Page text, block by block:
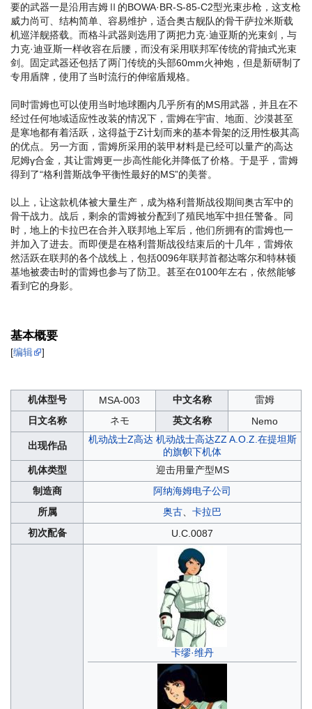
要的武器一是沿用吉姆Ⅱ的BOWA·BR-S-85-C2型光束步枪，这支枪
威力尚可、结构简单、容易维护，适合奥古舰队的骨干萨拉米斯载
机巡洋舰搭载。而格斗武器则选用了两把力克·迪亚斯的光束剑，与
力克·迪亚斯一样收容在后腰，而没有采用联邦军传统的背抽式光束
剑。固定武器还包括了两门传统的头部60mm火神炮，但是新研制了
专用盾牌，使用了当时流行的伸缩盾规格。
同时雷姆也可以使用当时地球圈内几乎所有的MS用武器，并且在不
经过任何地域适应性改装的情况下，雷姆在宇宙、地面、沙漠甚至
是寒地都有着活跃，这得益于Z计划而来的基本骨架的泛用性极其高
的优点。另一方面，雷姆所采用的装甲材料是已经可以量产的高达
尼姆γ合金，其让雷姆更一步高性能化并降低了价格。于是乎，雷姆
得到了“格利普斯战争平衡性最好的MS”的美誉。
以上，让这款机体被大量生产，成为格利普斯战役期间奥古军中的
骨干战力。战后，剩余的雷姆被分配到了殖民地军中担任警备。同
时，地上的卡拉巴在合并入联邦地上军后，他们所拥有的雷姆也一
并加入了进去。而即便是在格利普斯战役结束后的十几年，雷姆依
然活跃在联邦的各个战线上，包括0096年联邦首都达喀尔和特林顿
基地被袭击时的雷姆也参与了防卫。甚至在0100年左右，依然能够
看到它的身影。
基本概要
[编辑 ]
机体型号 MSA-003 中文名称
雷姆
日文名称
ネモ 英文名称 Nemo
出现作品
机动战士Z高达 机动战士高达ZZ A.O.Z.在提坦斯
的旗帜下机体
机体类型
迎击用量产型MS
制造商
阿纳海姆电子公司
所属
奥古
卡拉巴
初次配备
U.C.0087
卡缪·维丹